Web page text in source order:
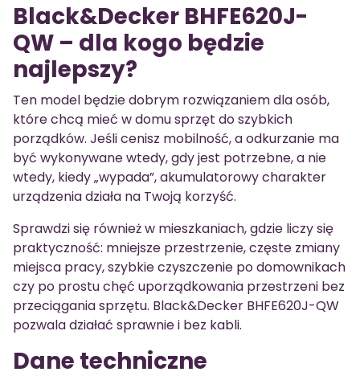
Black&Decker BHFE620J-
QW – dla kogo będzie
najlepszy?
Ten model będzie dobrym rozwiązaniem dla osób,
które chcą mieć w domu sprzęt do szybkich
porządków. Jeśli cenisz mobilność, a odkurzanie ma
być wykonywane wtedy, gdy jest potrzebne, a nie
wtedy, kiedy „wypada”, akumulatorowy charakter
urządzenia działa na Twoją korzyść.
Sprawdzi się również w mieszkaniach, gdzie liczy się
praktyczność: mniejsze przestrzenie, częste zmiany
miejsca pracy, szybkie czyszczenie po domownikach
czy po prostu chęć uporządkowania przestrzeni bez
przeciągania sprzętu. Black&Decker BHFE620J-QW
pozwala działać sprawnie i bez kabli.
Dane techniczne